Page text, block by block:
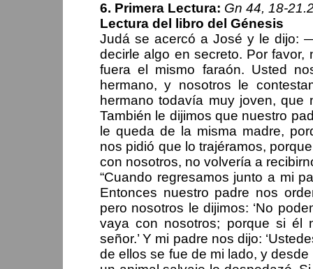
6. Primera Lectura: Gn 44, 18-
Lectura del libro del Génesis
Judá se acercó a José y le dijo:
decirle algo en secreto. Por
fuera el mismo faraón. Usted
hermano, y nosotros le
hermano todavía muy joven,
También le dijimos que nuestro
le queda de la misma madre,
nos pidió que lo trajéramos,
con nosotros, no volvería a
“Cuando regresamos junto a mi
Entonces nuestro padre nos
pero nosotros le dijimos: ‘No
vaya con nosotros; porque si él
señor.’ Y mi padre nos dijo:
de ellos se fue de mi lado, y